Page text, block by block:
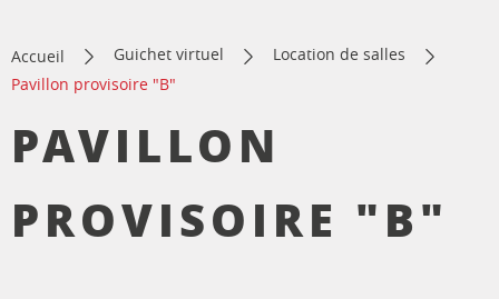
Accueil Guichet virtuel
Location de salles
Pavillon provisoire "B"
PAVILLON
PROVISOIRE "B"